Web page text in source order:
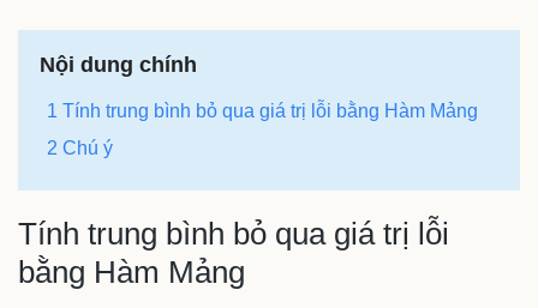
Nội dung chính
1 Tính trung bình bỏ qua giá trị lỗi bằng Hàm Mảng
2 Chú ý
Tính trung bình bỏ qua giá trị lỗi
bằng Hàm Mảng